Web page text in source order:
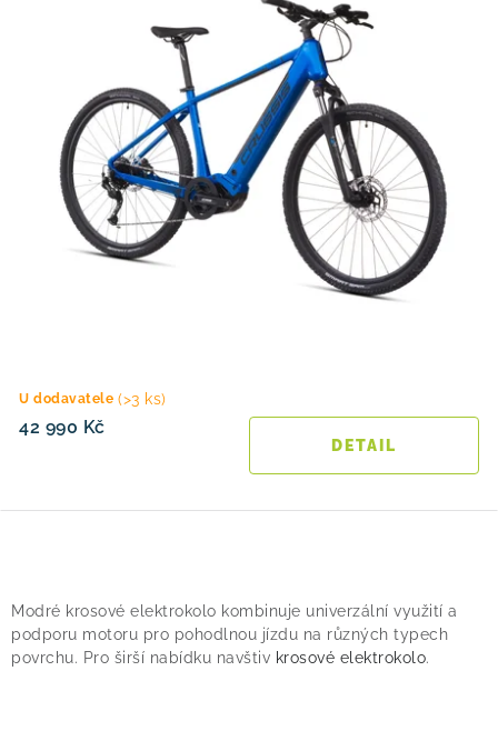
U dodavatele (>3 ks)
42 990 Kč
v
l
á
Modré krosové elektrokolo kombinuje univerzální využití a
podporu motoru pro pohodlnou jízdu na různých typech
povrchu. Pro širší nabídku navštiv krosové elektrokolo.